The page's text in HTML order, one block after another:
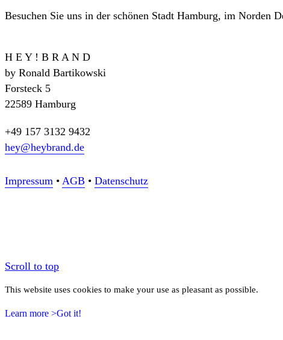
Besuchen Sie uns in der schönen Stadt Hamburg, im Norden
H E Y ! B R A N D
by Ronald Bartikowski
Forsteck 5
22589 Hamburg
+49 157 3132 9432
hey@heybrand.de
Impressum • AGB • Datenschutz
Scroll to top
This website uses cookies to make your use as pleasant as possible.
Learn more >Got it!